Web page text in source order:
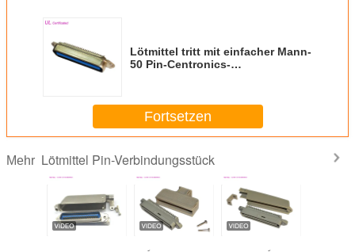
Lötmittel tritt mit einfacher Mann-
50 Pin-Centronics-
Fortsetzen
Mehr Lötmittel Pin-Verbindungsstück